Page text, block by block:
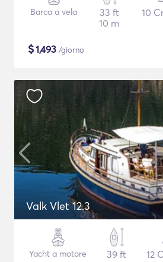
Barca a vela
33 ft
10 m
10
$1,493 /giorno
Valk Vlet 12.3
Yacht a motore
39 ft
12